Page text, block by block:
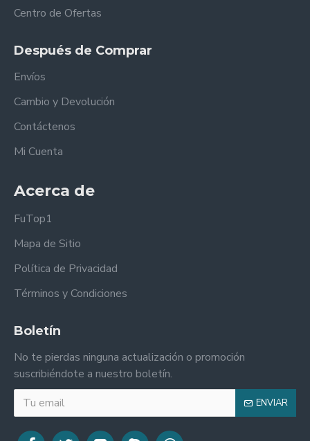
Centro de Ofertas
Después de Comprar
Envíos
Cambio y Devolución
Contáctenos
Mi Cuenta
Acerca de
FuTop1
Mapa de Sitio
Política de Privacidad
Términos y Condiciones
Boletín
No te pierdas ninguna actualización o promoción
suscribiéndote a nuestro boletín.
ENVIAR